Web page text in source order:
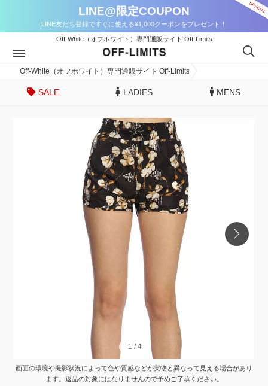
LINE@限定COUPON
LINE友だち登録ですぐに使える¥1,000クーポンをプレゼント！
Off-White（オフホワイト）専門通販サイト Off-Limits
Off-White（オフホワイト）専門通販サイト Off-Limits
SALE LADIES MENS
1 /4
1 /4
画面の環境や撮影状況によって色や質感などが実物と異なって見える場合があり
ます。返品の対象にはなりませんので予めご了承ください。